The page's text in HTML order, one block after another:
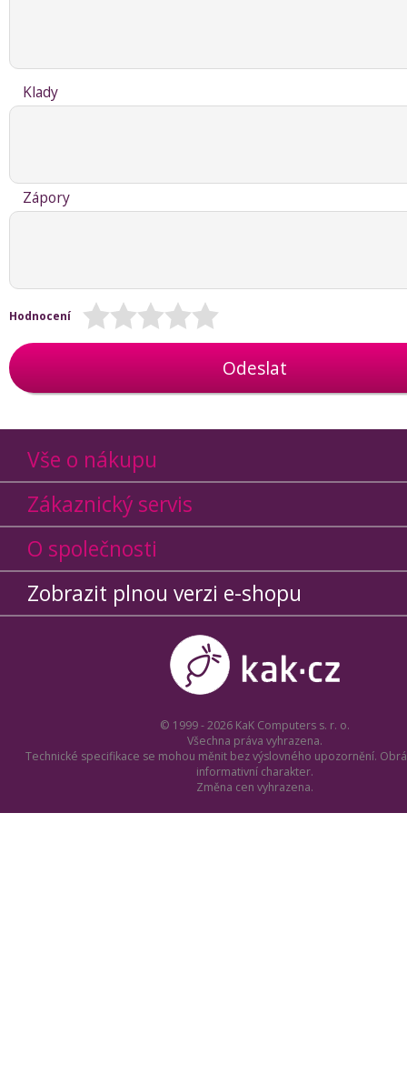
Klady
Zápory
Hodnocení
Odeslat
Vše o nákupu
Zákaznický servis
O společnosti
Zobrazit plnou verzi e-shopu
© 1999 - 2026 KaK Computers s. r. o.
Všechna práva vyhrazena.
Technické specifikace se mohou měnit bez výslovného upozornění.
informativní charakter.
Změna cen vyhrazena.